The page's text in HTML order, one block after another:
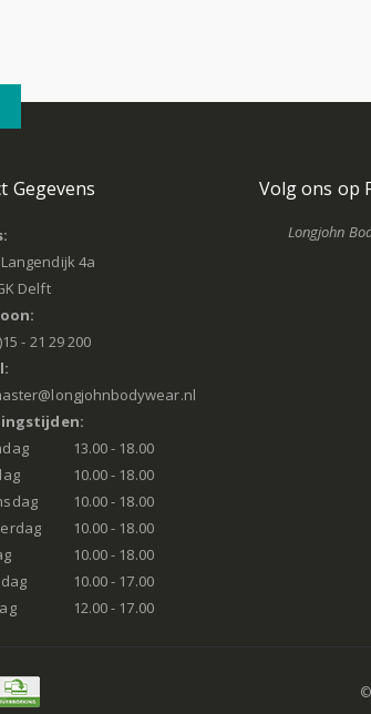
Gegevens
4a
Delft
- 21 29 200
13.00 - 18.00
10.00 - 18.00
10.00 - 18.00
10.00 - 18.00
10.00 - 18.00
10.00 - 17.00
12.00 - 17.00
Volg ons op
Longjohn